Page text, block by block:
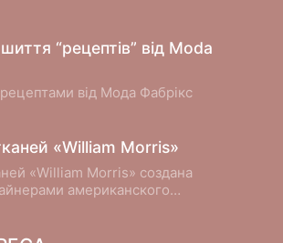
“рецептів” від Moda
від Мода Фабрікс
«William Morris»
«William Morris» создана
американского
хлопковых тканей Moda Fabrics в